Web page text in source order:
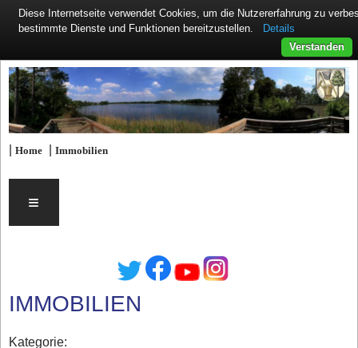
|Home |Immobilien
≡
IMMOBILIEN
Kategorie:
Diese Internetseite verwendet Cookies, um die Nutzererfahrung zu
bestimmte Dienste und Funktionen bereitzustellen.
Details
Verstanden